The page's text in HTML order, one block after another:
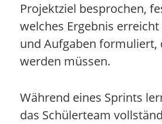
Projektziel besprochen,
welches Ergebnis
und Aufgaben formuliert,
werden müssen.
Während eines Sprints
das Schülerteam